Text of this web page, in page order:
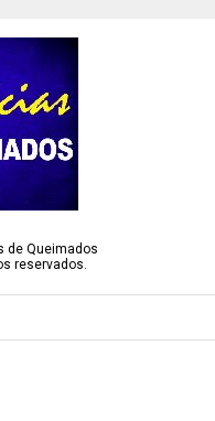
de Queimados
reservados.